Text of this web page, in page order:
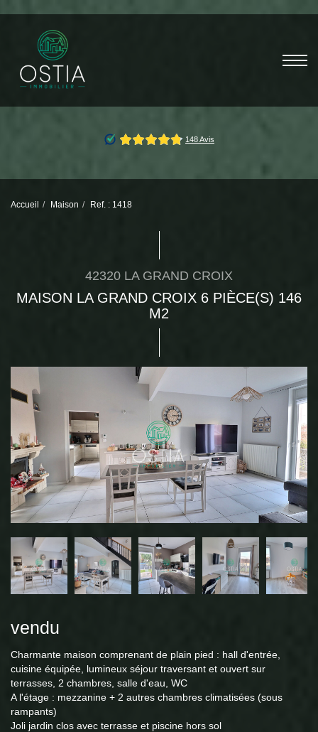
Accueil Maison Ref. : 1418
42320 LA GRAND CROIX
MAISON LA GRAND CROIX 6 PIÈCE(S) 146
M2
vendu
Charmante maison comprenant de plain pied : hall d'entrée,
cuisine équipée, lumineux séjour traversant et ouvert sur
terrasses, 2 chambres, salle d'eau, WC
A l'étage : mezzanine + 2 autres chambres climatisées (sous
rampants)
Joli jardin clos avec terrasse et piscine hors sol